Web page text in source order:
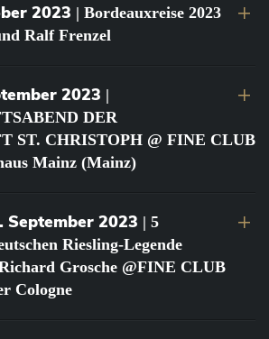
2023 | Bordeauxreise 2023
Ralf Frenzel
2023 |
DER
ST. CHRISTOPH @ FINE CLUB
Mainz (Mainz)
September 2023 | 5
Riesling-Legende
Grosche @FINE CLUB
Cologne